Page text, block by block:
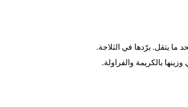
ما يتقل. برّدها في الثلاجة.
بالكريمة والفراولة.